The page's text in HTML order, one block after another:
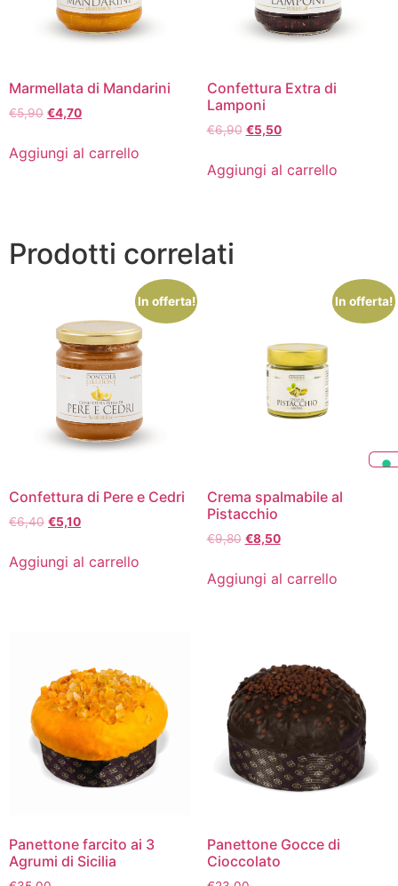
Marmellata di Mandarini
€5,90 €4,70
Aggiungi al carrello
Confettura Extra di
Lamponi
€6,90 €5,50
Aggiungi al carrello
Prodotti correlati
In offerta!
Confettura di Pere e Cedri
€6,40 €5,10
Aggiungi al carrello
In offerta!
Crema spalmabile al
Pistacchio
€9,80 €8,50
Aggiungi al carrello
Panettone farcito ai 3
Agrumi di Sicilia
Panettone Gocce di
Cioccolato